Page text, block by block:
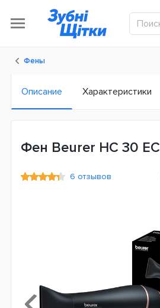
Фены
Описание Характеристики
Фен Beurer HC 30 ЕС
6 отзывов